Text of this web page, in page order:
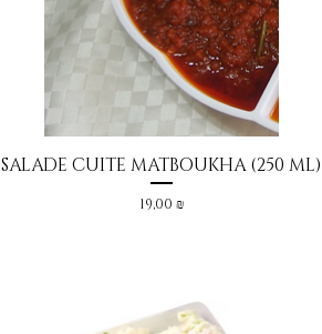
Aperçu rapide
SALADE CUITE MATBOUKHA (250 ML)
Prix
19,00 ₪